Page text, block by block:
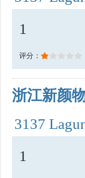
1
评分：
浙江新颜
3137
1